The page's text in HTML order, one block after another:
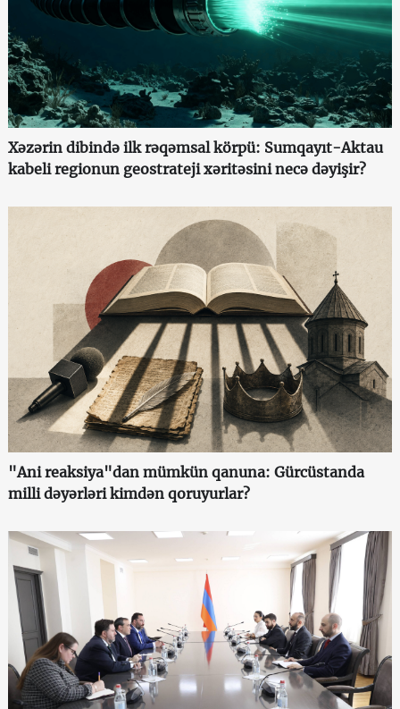
Xəzərin dibində ilk rəqəmsal körpü: Sumqayıt-Aktau
kabeli regionun geostrateji xəritəsini necə dəyişir?
"Ani reaksiya"dan mümkün qanuna: Gürcüstanda
milli dəyərləri kimdən qoruyurlar?